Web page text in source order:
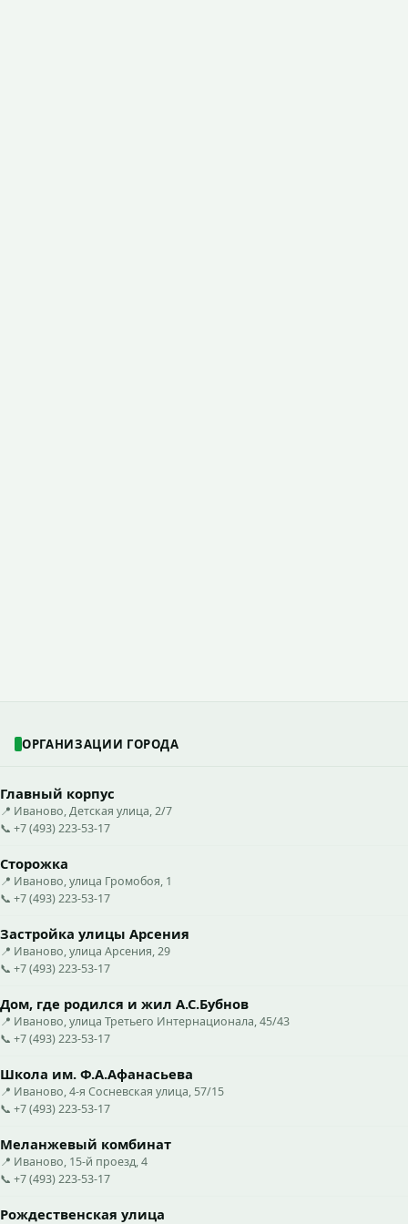
ОРГАНИЗАЦИИ ГОРОДА
Главный корпус
📍 Иваново, Детская улица, 2/7
📞 +7 (493) 223-53-17
Сторожка
📍 Иваново, улица Громобоя, 1
📞 +7 (493) 223-53-17
Застройка улицы Арсения
📍 Иваново, улица Арсения, 29
📞 +7 (493) 223-53-17
Дом, где родился и жил А.С.Бубнов
📍 Иваново, улица Третьего Интернационала, 45/43
📞 +7 (493) 223-53-17
Школа им. Ф.А.Афанасьева
📍 Иваново, 4-я Сосневская улица, 57/15
📞 +7 (493) 223-53-17
Меланжевый комбинат
📍 Иваново, 15-й проезд, 4
📞 +7 (493) 223-53-17
Рождественская улица